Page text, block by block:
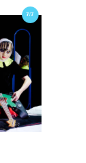
7/7